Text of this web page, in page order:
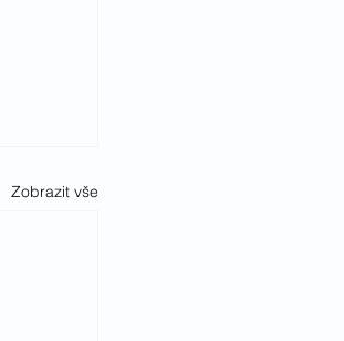
Zobrazit vše